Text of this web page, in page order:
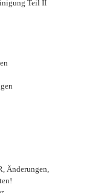
Teil II
Änderungen,